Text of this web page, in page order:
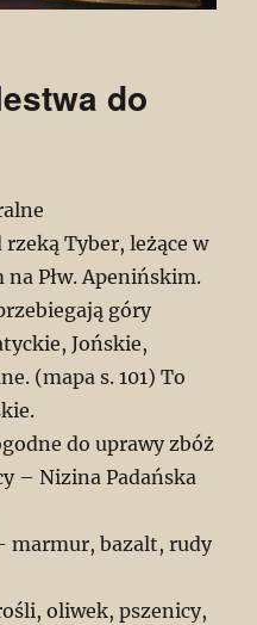
do
Tyber, leżące w
Płw. Apenińskim.
góry
Jońskie,
(mapa s. 101) To
do uprawy zbóż
– Nizina Padańska
marmur, bazalt, rudy
oliwek, pszenicy,